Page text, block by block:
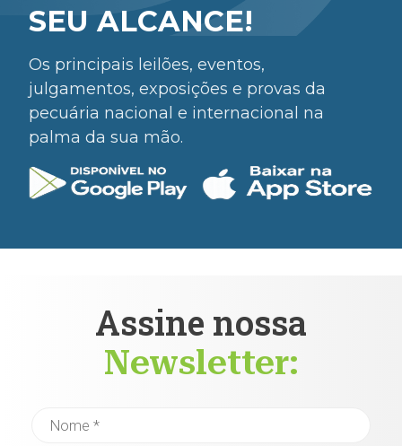
SEU ALCANCE!
Os principais leilões, eventos,
julgamentos, exposições e provas da
pecuária nacional e internacional na
palma da sua mão.
Assine nossa
Newsletter: